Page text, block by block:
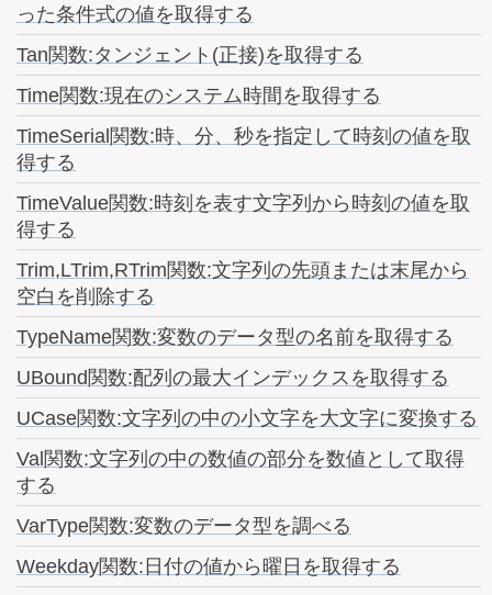
った条件式の値を取得する
Tan関数:タンジェント(正接)を取得する
Time関数:現在のシステム時間を取得する
TimeSerial関数:時、分、秒を指定して時刻の値を取
得する
TimeValue関数:時刻を表す文字列から時刻の値を取
得する
Trim,LTrim,RTrim関数:文字列の先頭または末尾から
空白を削除する
TypeName関数:変数のデータ型の名前を取得する
UBound関数:配列の最大インデックスを取得する
UCase関数:文字列の中の小文字を大文字に変換する
Val関数:文字列の中の数値の部分を数値として取得
する
VarType関数:変数のデータ型を調べる
Weekday関数:日付の値から曜日を取得する